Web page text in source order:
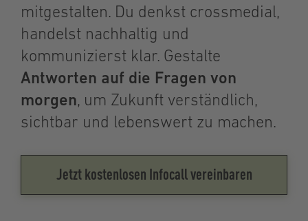
mitgestalten. Du denkst crossmedial,
handelst nachhaltig und
kommunizierst klar. Gestalte
Antworten auf die Fragen von
morgen, um Zukunft verständlich,
sichtbar und lebenswert zu machen.
Jetzt kostenlosen Infocall vereinbaren